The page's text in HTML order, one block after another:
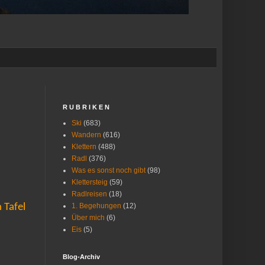
R U B R I K E N
Ski (683)
Wandern (616)
Klettern (488)
Radl (376)
Was es sonst noch gibt (98)
Klettersteig (59)
Radlreisen (18)
1. Begehungen (12)
Über mich (6)
Eis (5)
Blog-Archiv